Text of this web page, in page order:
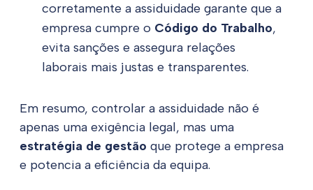
corretamente a assiduidade garante que a
empresa cumpre o Código do Trabalho,
evita sanções e assegura relações
laborais mais justas e transparentes.
Em resumo, controlar a assiduidade não é
apenas uma exigência legal, mas uma
estratégia de gestão que protege a empresa
e potencia a eficiência da equipa.